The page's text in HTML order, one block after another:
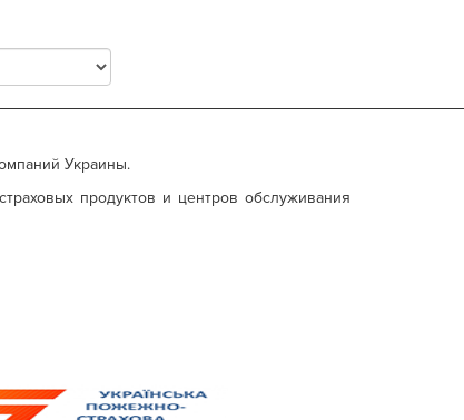
Украины.
продуктов и центров обслуживания